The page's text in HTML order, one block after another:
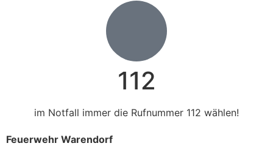
112
im Notfall immer die Rufnummer 112 wählen!
Feuerwehr Warendorf